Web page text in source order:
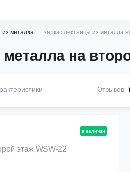
из металла Каркас лестницы из металла
на
Отзывов
в наличии